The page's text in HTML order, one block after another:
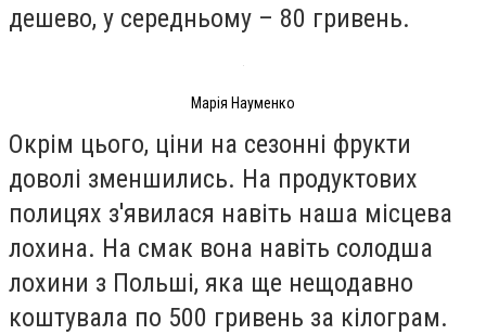
дешево, у середньому – 80 гривень.
Марія Науменко
Окрім цього, ціни на сезонні фрукти
доволі зменшились. На продуктових
полицях з′явилася навіть наша місцева
лохина. На смак вона навіть солодша
лохини з Польші, яка ще нещодавно
коштувала по 500 гривень за кілограм.